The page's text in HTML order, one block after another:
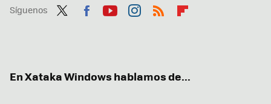
Síguenos
En Xataka Windows hablamos de...